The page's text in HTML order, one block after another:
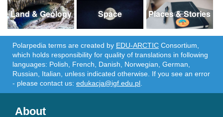
Land & Geology Space Places & Stories
Polarpedia terms are created by EDU-ARCTIC Consortium,
which holds responsibility for quality of translations in following
languages: Polish, French, Danish, Norwegian, German,
Russian, Italian, unless indicated otherwise. If you see an error
- please contact us: edukacja@igf.edu.pl
About